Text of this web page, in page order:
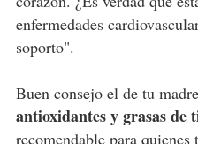
enfermedades
soporto".
Buen consejo el de tu
antioxidantes y grasas de
recomendable para